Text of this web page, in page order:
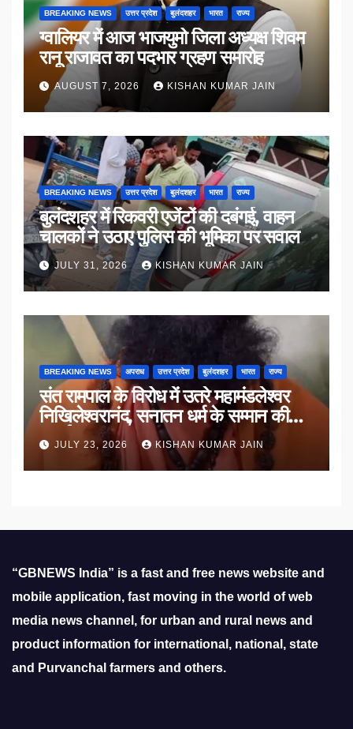
BREAKING NEWS उत्तर प्रदेश बुलंदशहर भारत राज्य
ग्वालियर में आज भाजयुमो जिला अध्यक्ष शिवम
रानू राजावत का पदभार ग्रहण समारोह
AUGUST 7, 2026 KISHAN KUMAR JAIN
BREAKING NEWS उत्तर प्रदेश बुलंदशहर भारत राज्य
बुलंदशहर में रिकवरी एजेंटों की दबंगई, वाहन
चालकों ने उठाए पुलिस की भूमिका पर सवाल
JULY 31, 2026 KISHAN KUMAR JAIN
BREAKING NEWS अपराध उत्तर प्रदेश बुलंदशहर भारत राज्य
संत रामपाल के विरोध में उतरे महामंडलेश्वर
निखिलेश्वरानंद, सनातन धर्म के सम्मान की
उठाई मांग
JULY 23, 2026 KISHAN KUMAR JAIN
“GBNEWS India” is a fast and free news website and
mobile application, fast moving in the world of web
media news channel, for urban and rural news and
product information for international, national, state
and Purvanchal farmers and others.